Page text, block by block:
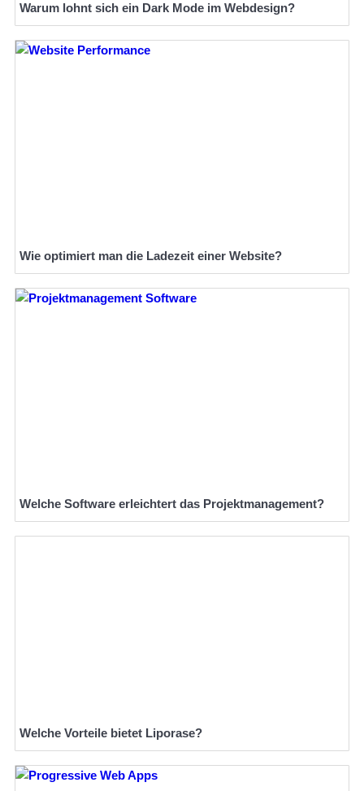
Warum lohnt sich ein Dark Mode im Webdesign?
Wie optimiert man die Ladezeit einer Website?
Welche Software erleichtert das Projektmanagement?
Welche Vorteile bietet Liporase?